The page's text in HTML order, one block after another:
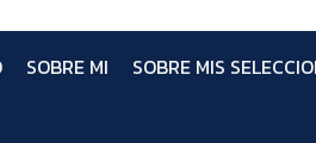
SOBRE MI SOBRE MIS